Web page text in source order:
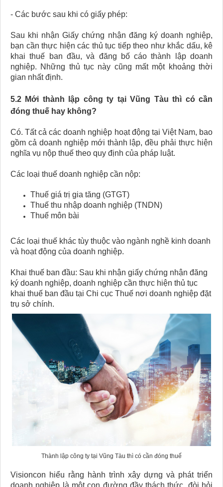
- Các bước sau khi có giấy phép:
Sau khi nhận Giấy chứng nhận đăng ký doanh nghiệp,
bạn cần thực hiện các thủ tục tiếp theo như khắc dấu, kê
khai thuế ban đầu, và đăng bố cáo thành lập doanh
nghiệp. Những thủ tục này cũng mất một khoảng thời
gian nhất định.
5.2 Mới thành lập công ty tại Vũng Tàu thì có cần
đóng thuế hay không?
Có. Tất cả các doanh nghiệp hoạt động tại Việt Nam, bao
gồm cả doanh nghiệp mới thành lập, đều phải thực hiện
nghĩa vụ nộp thuế theo quy định của pháp luật.
Các loại thuế doanh nghiệp cần nộp:
Thuế giá trị gia tăng (GTGT)
Thuế thu nhập doanh nghiệp (TNDN)
Thuế môn bài
Các loại thuế khác tùy thuộc vào ngành nghề kinh doanh
và hoạt động của doanh nghiệp.
Khai thuế ban đầu: Sau khi nhận giấy chứng nhận đăng
ký doanh nghiệp, doanh nghiệp cần thực hiện thủ tục
khai thuế ban đầu tại Chi cục Thuế nơi doanh nghiệp đặt
trụ sở chính.
Thành lập công ty tại Vũng Tàu thì có cần đóng thuế
Visioncon hiểu rằng hành trình xây dựng và phát triển
doanh nghiệp là một con đường đầy thách thức, đòi hỏi